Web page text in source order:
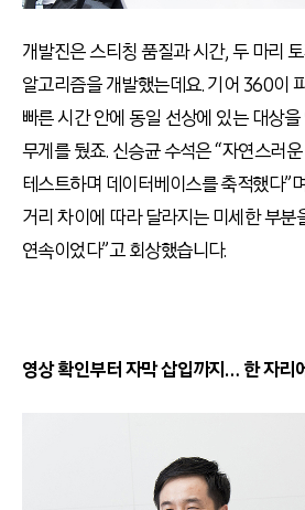
개발진은 스티칭 품질과 시간, 두 마리
알고리즘을 개발했는데요. 기어 360이
빠른 시간 안에 동일 선상에 있는 대상을
무게를 뒀죠. 신승균 수석은 “자연스러
테스트하며 데이터베이스를 축적했다
거리 차이에 따라 달라지는 미세한 부분
연속이었다”고 회상했습니다.
영상 확인부터 자막 삽입까지… 한 자리